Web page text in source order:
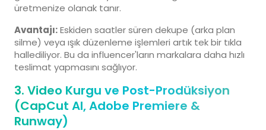
üretmenize olanak tanır.
Avantajı:Eskiden saatler süren dekupe (arka plan
silme) veya ışık düzenleme işlemleri artık tek bir tıkla
hallediliyor. Bu da influencer'ların markalara daha hızlı
teslimat yapmasını sağlıyor.
3. Video Kurgu ve Post-Prodüksiyon
(CapCut AI, Adobe Premiere &
Runway)